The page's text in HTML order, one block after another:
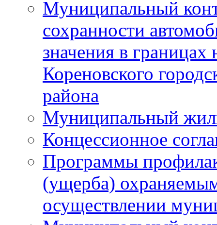
Муниципальный
сохранности
значения в
Кореновского
района
Муниципальный
Концессионное
Программы
(ущерба)
осуществлении